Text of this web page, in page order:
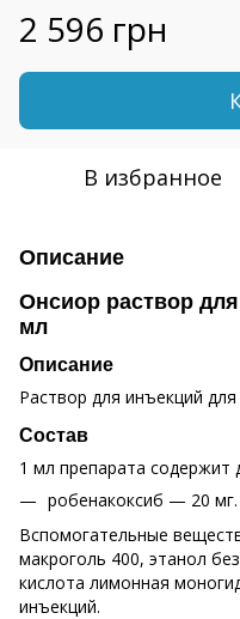
2 596 грн
В избранное
Описание
Онсиор раствор
мл
Описание
Раствор для инъекций
Состав
1 мл препарата
робенакоксиб — 20 мг.
Вспомогательные
макроголь 400, этанол
кислота лимонная
инъекций.